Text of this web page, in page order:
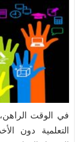
في الوقت
التعلمية دون